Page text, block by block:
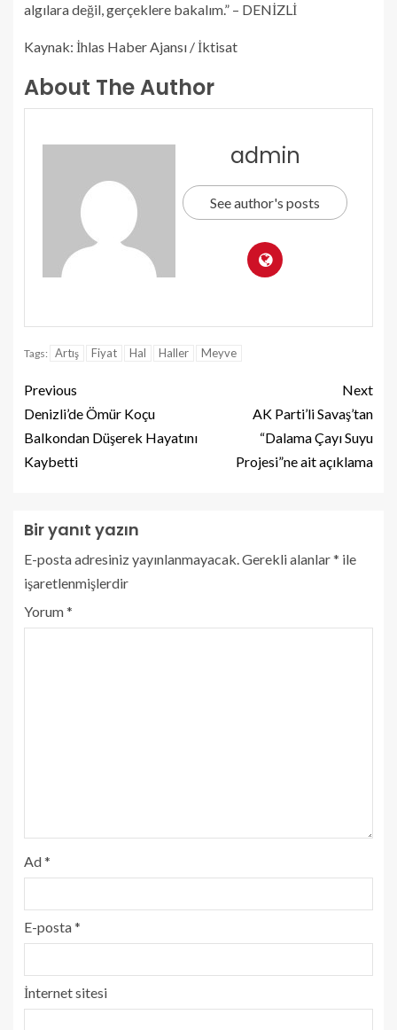
algılara değil, gerçeklere bakalım.” – DENİZLİ
Kaynak: İhlas Haber Ajansı / İktisat
About The Author
admin
See author's posts
Tags: Artış Fiyat Hal Haller Meyve
Previous
Denizli’de Ömür Koçu
Balkondan Düşerek Hayatını
Kaybetti
Next
AK Parti’li Savaş’tan
“Dalama Çayı Suyu
Projesi”ne ait açıklama
Bir yanıt yazın
E-posta adresiniz yayınlanmayacak.Gerekli alanlar* ile
işaretlenmişlerdir
Yorum*
Ad*
E-posta*
İnternet sitesi